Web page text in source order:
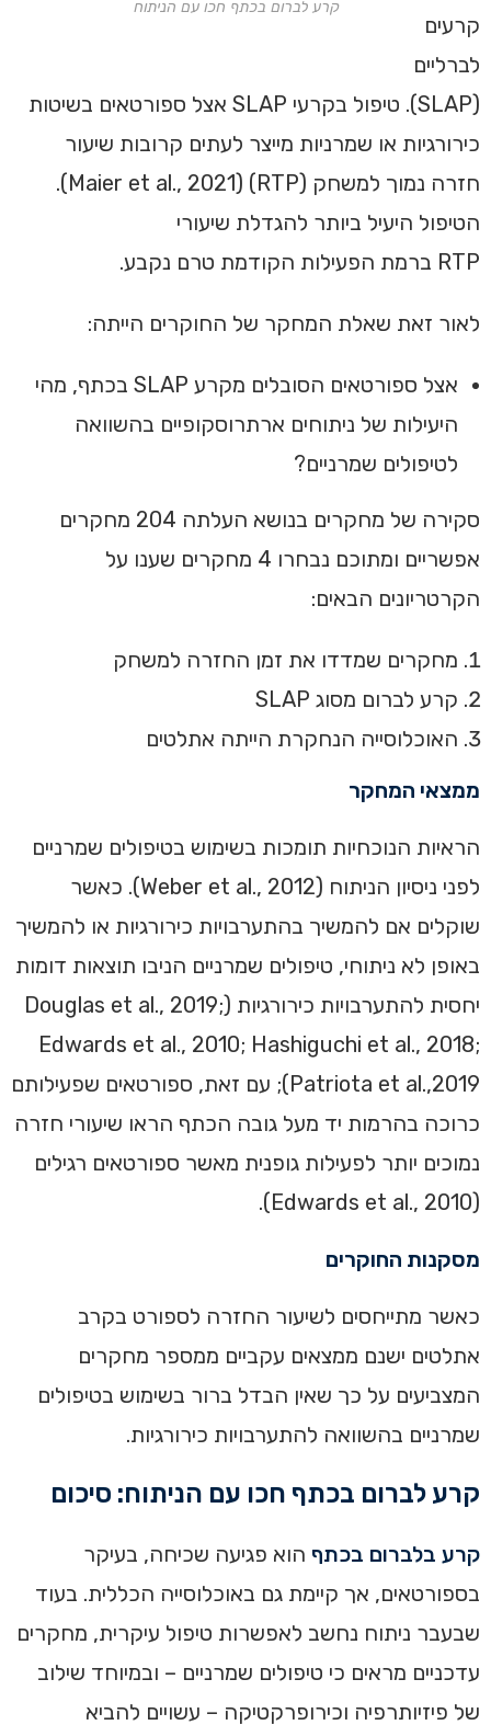
קרע לברום בכתף חכו עם הניתוח
קרעים
לברליים
(SLAP). טיפול בקרעי SLAP אצל ספורטאים בשיטות
כירורגיות או שמרניות מייצר לעתים קרובות שיעור
חזרה נמוך למשחק (RTP) (Maier et al., 2021).
הטיפול היעיל ביותר להגדלת שיעורי
RTP ברמת הפעילות הקודמת טרם נקבע.
לאור זאת שאלת המחקר של החוקרים הייתה:
‏אצל ספורטאים הסובלים מקרע SLAP בכתף, מהי
היעילות של ניתוחים‏ ‏ארתרוסקופיים בהשוואה
לטיפולים‏ ‏שמרניים?‏
סקירה של מחקרים בנושא העלתה 204 מחקרים
אפשריים ומתוכם נבחרו 4 מחקרים שענו על
הקרטריונים הבאים:
מחקרים שמדדו את זמן החזרה למשחק
קרע לברום מסוג SLAP
האוכלוסייה הנחקרת הייתה אתלטים
ממצאי המחקר
הראיות הנוכחיות תומכות בשימוש בטיפולים שמרניים
לפני ניסיון הניתוח (Weber et al., 2012). כאשר
שוקלים אם להמשיך בהתערבויות כירורגיות או להמשיך
באופן לא ניתוחי, טיפולים שמרניים הניבו תוצאות דומות
יחסית להתערבויות כירורגיות (Douglas et al., 2019;
Edwards et al., 2010; Hashiguchi et al., 2018;
Patriota et al.,2019); עם זאת, ספורטאים שפעילותם
כרוכה בהרמות יד מעל גובה הכתף הראו שיעורי חזרה
נמוכים יותר לפעילות גופנית מאשר ספורטאים רגילים
(Edwards et al., 2010).
מסקנות החוקרים
כאשר מתייחסים לשיעור החזרה לספורט בקרב
אתלטים ישנם ממצאים עקביים ממספר מחקרים
המצביעים על כך שאין הבדל ברור בשימוש בטיפולים
שמרניים בהשוואה להתערבויות כירורגיות.
קרע לברום בכתף חכו עם הניתוח: סיכום
קרע בלברום בכתף הוא פגיעה שכיחה, בעיקר
בספורטאים, אך קיימת גם באוכלוסייה הכללית. בעוד
שבעבר ניתוח נחשב לאפשרות טיפול עיקרית, מחקרים
עדכניים מראים כי טיפולים שמרניים – ובמיוחד שילוב
של פיזיותרפיה וכירופרקטיקה – עשויים להביא